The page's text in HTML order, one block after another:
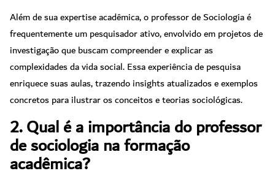
Além de sua expertise acadêmica, o professor de Sociologia é
frequentemente um pesquisador ativo, envolvido em projetos de
investigação que buscam compreender e explicar as
complexidades da vida social. Essa experiência de pesquisa
enriquece suas aulas, trazendo insights atualizados e exemplos
concretos para ilustrar os conceitos e teorias sociológicas.
2. Qual é a importância do professor
de sociologia na formação
acadêmica?